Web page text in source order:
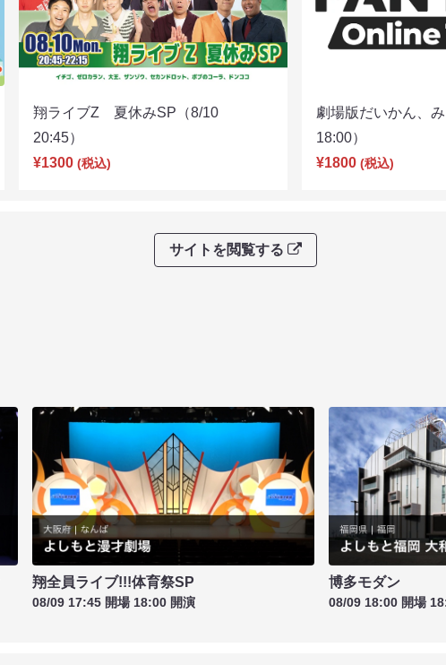
翔ライブZ 夏休みSP（8/10
20:45）
¥1300 (税込)
劇場版だいかん、
18:00）
¥1800 (税込)
サイトを閲覧する
翔全員ライブ!!!体育祭SP
08/09 17:45 開場 18:00 開演
博多モダン
08/09 18:00 開場